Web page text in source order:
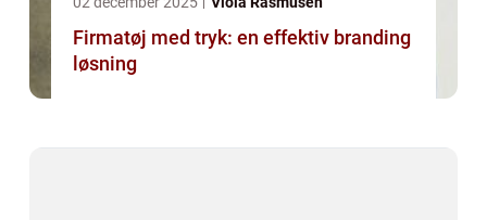
Firmatøj med tryk: en effektiv branding
løsning